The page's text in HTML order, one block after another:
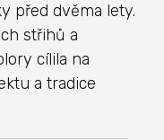
před dvěma lety.
střihů a
cílila na
a tradice